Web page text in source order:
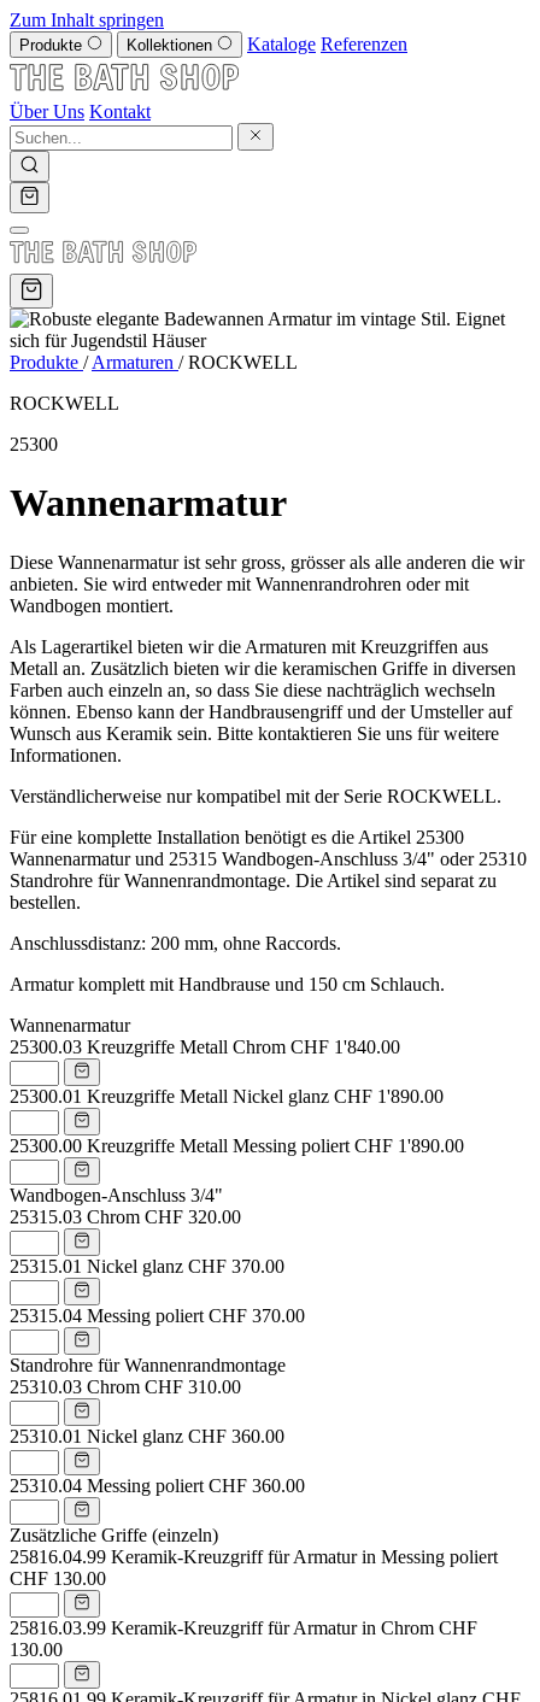
Zum Inhalt springen
Produkte Kollektionen Kataloge Referenzen
Über Uns Kontakt
Produkte / Armaturen / ROCKWELL
ROCKWELL
25300
Wannenarmatur
Diese Wannenarmatur ist sehr gross, grösser als alle anderen die wir
anbieten. Sie wird entweder mit Wannenrandrohren oder mit
Wandbogen montiert.
Als Lagerartikel bieten wir die Armaturen mit Kreuzgriffen aus
Metall an. Zusätzlich bieten wir die keramischen Griffe in diversen
Farben auch einzeln an, so dass Sie diese nachträglich wechseln
können. Ebenso kann der Handbrausengriff und der Umsteller auf
Wunsch aus Keramik sein. Bitte kontaktieren Sie uns für weitere
Informationen.
Verständlicherweise nur kompatibel mit der Serie ROCKWELL.
Für eine komplette Installation benötigt es die Artikel 25300
Wannenarmatur und 25315 Wandbogen-Anschluss 3/4" oder 25310
Standrohre für Wannenrandmontage. Die Artikel sind separat zu
bestellen.
Anschlussdistanz: 200 mm, ohne Raccords.
Armatur komplett mit Handbrause und 150 cm Schlauch.
Wannenarmatur
25300.03 Kreuzgriffe Metall Chrom CHF 1'840.00
25300.01 Kreuzgriffe Metall Nickel glanz CHF 1'890.00
25300.00 Kreuzgriffe Metall Messing poliert CHF 1'890.00
Wandbogen-Anschluss 3/4"
25315.03 Chrom CHF 320.00
25315.01 Nickel glanz CHF 370.00
25315.04 Messing poliert CHF 370.00
Standrohre für Wannenrandmontage
25310.03 Chrom CHF 310.00
25310.01 Nickel glanz CHF 360.00
25310.04 Messing poliert CHF 360.00
Zusätzliche Griffe (einzeln)
25816.04.99 Keramik-Kreuzgriff für Armatur in Messing poliert
CHF 130.00
25816.03.99 Keramik-Kreuzgriff für Armatur in Chrom CHF
130.00